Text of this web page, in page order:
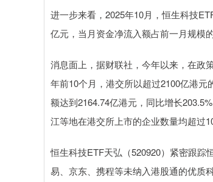
进一步来看，2025年10月，恒生科技
亿元，当月资金净流入额占前一月规模
消息面上，据财联社，今年以来，在政
年前10个月，港交所以超过2100亿港
额达到2164.74亿港元，同比增长
江等地在港交所上市的企业数量均超过
恒生科技ETF天弘（520920）紧密跟踪
易、京东、携程等未纳入港股通的优质